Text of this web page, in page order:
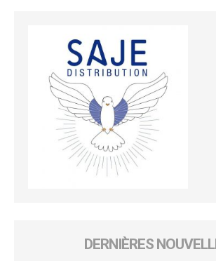
DERNIÈRES